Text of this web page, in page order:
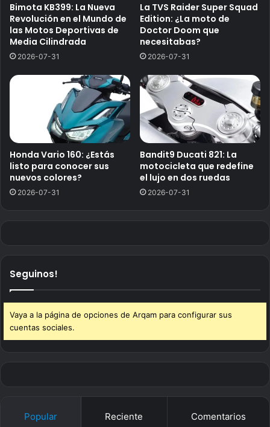
Bimota KB399: La Nueva
Revolución en el Mundo de
las Motos Deportivas de
Media Cilindrada
2026-07-31
La TVS Raider Super Squad
Edition: ¿La moto de
Doctor Doom que
necesitabas?
2026-07-31
Honda Vario 160: ¿Estás
listo para conocer sus
nuevos colores?
2026-07-31
Bandit9 Ducati 821: La
motocicleta que redefine
el lujo en dos ruedas
2026-07-31
Seguinos!
Vaya a la página de opciones de Arqam para configurar sus
cuentas sociales.
Popular Reciente Comentarios